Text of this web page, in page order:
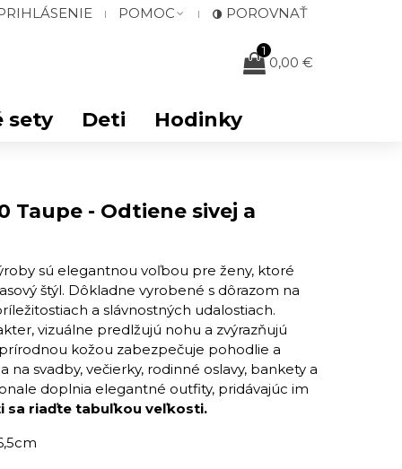
POMOC POROVNAŤ
1
0,00 €
sety Deti Hodinky
Taupe - Odtiene sivej a
sú elegantnou voľbou pre ženy, ktoré
štýl. Dôkladne vyrobené s dôrazom na
a slávnostných udalostiach.
vizuálne predlžujú nohu a zvýrazňujú
kožou zabezpečuje pohodlie a
svadby, večierky, rodinné oslavy, bankety a
doplnia elegantné outfity, pridávajúc im
sa riaďte tabuľkou veľkosti.